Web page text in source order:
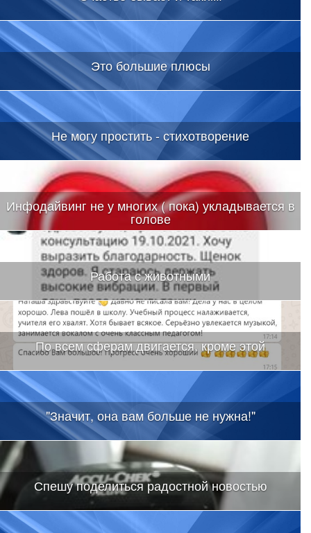
Это большие плюсы
Не могу простить - стихотворение
Инфодайвинг не у многих ( пока) укладывается в
голове
Работа с животными
По всем сферам двигается, кроме этой
"Значит, она вам больше не нужна!"
Спешу поделиться радостной новостью